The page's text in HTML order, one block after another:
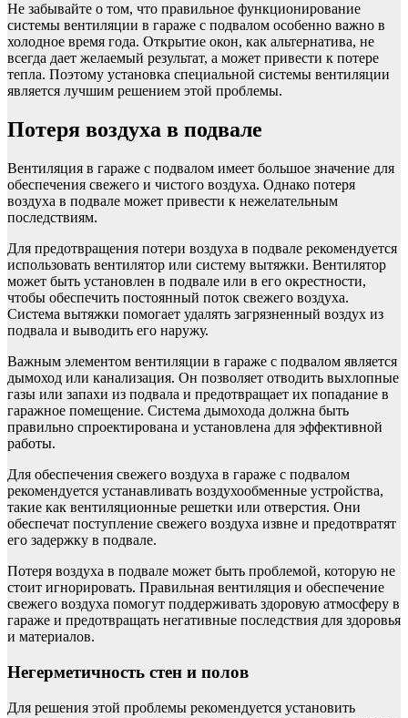
Не забывайте о том, что правильное функционирование
системы вентиляции в гараже с подвалом особенно важно в
холодное время года. Открытие окон, как альтернатива, не
всегда дает желаемый результат, а может привести к потере
тепла. Поэтому установка специальной системы вентиляции
является лучшим решением этой проблемы.
Потеря воздуха в подвале
Вентиляция в гараже с подвалом имеет большое значение для
обеспечения свежего и чистого воздуха. Однако потеря
воздуха в подвале может привести к нежелательным
последствиям.
Для предотвращения потери воздуха в подвале рекомендуется
использовать вентилятор или систему вытяжки. Вентилятор
может быть установлен в подвале или в его окрестности,
чтобы обеспечить постоянный поток свежего воздуха.
Система вытяжки помогает удалять загрязненный воздух из
подвала и выводить его наружу.
Важным элементом вентиляции в гараже с подвалом является
дымоход или канализация. Он позволяет отводить выхлопные
газы или запахи из подвала и предотвращает их попадание в
гаражное помещение. Система дымохода должна быть
правильно спроектирована и установлена для эффективной
работы.
Для обеспечения свежего воздуха в гараже с подвалом
рекомендуется устанавливать воздухообменные устройства,
такие как вентиляционные решетки или отверстия. Они
обеспечат поступление свежего воздуха извне и предотвратят
его задержку в подвале.
Потеря воздуха в подвале может быть проблемой, которую не
стоит игнорировать. Правильная вентиляция и обеспечение
свежего воздуха помогут поддерживать здоровую атмосферу в
гараже и предотвращать негативные последствия для здоровья
и материалов.
Негерметичность стен и полов
Для решения этой проблемы рекомендуется установить